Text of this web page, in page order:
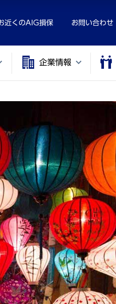
近くのAIG損保 お問い合わせ
企業情報